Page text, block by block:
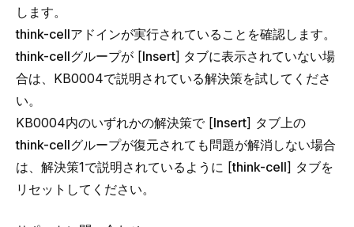
します。
think-cellアドインが実行されていることを確認します。
think-cellグループが [Insert] タブに表示されていない場
合は、 KB0004で説明されている解決策を試してくださ
い。
KB0004内のいずれかの解決策で [Insert] タブ上の
think-cellグループが復元されても問題が解消しない場合
は、解決策1で説明されているように [think-cell] タブを
リセットしてください。